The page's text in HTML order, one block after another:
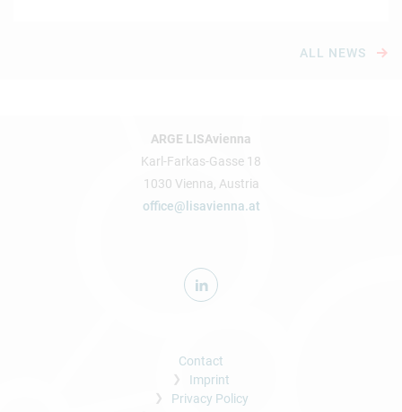
ALL NEWS
ARGE LISAvienna
Karl-Farkas-Gasse 18
1030 Vienna, Austria
office@lisavienna.at
Contact
Imprint
Privacy Policy